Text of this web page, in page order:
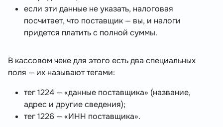
если эти данные не указать, налоговая
посчитает, что поставщик — вы, и налоги
придется платить с полной суммы.
В кассовом чеке для этого есть два специальных
поля — их называют тегами:
тег 1224 — «данные поставщика» (название,
адрес и другие сведения);
тег 1226 — «ИНН поставщика».